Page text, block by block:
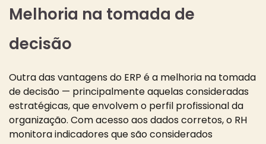
Melhoria na tomada de
decisão
Outra das vantagens do ERP é a melhoria na tomada
de decisão — principalmente aquelas consideradas
estratégicas, que envolvem o perfil profissional da
organização. Com acesso aos dados corretos, o RH
monitora indicadores que são considerados